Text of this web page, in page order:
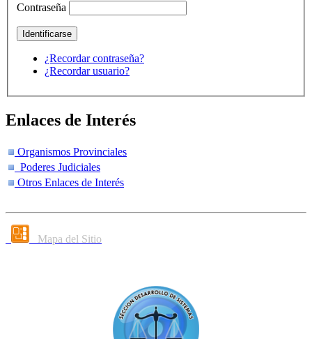
Contraseña
¿Recordar contraseña?
¿Recordar usuario?
Enlaces de Interés
Organismos Provinciales
Poderes Judiciales
Otros Enlaces de Interés
Mapa del Sitio